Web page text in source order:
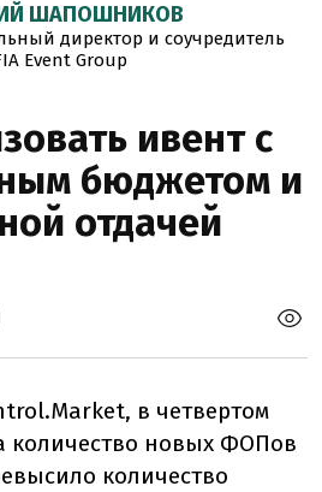
ШАПОШНИКОВ
директор и соучредитель
Event Group
ивент с
бюджетом и
отдачей
в четвертом
количество новых ФОПов
количество